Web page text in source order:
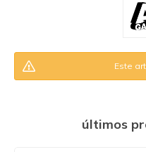
Este
últimos